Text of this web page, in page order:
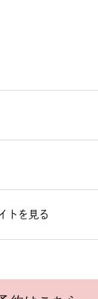
トを見る